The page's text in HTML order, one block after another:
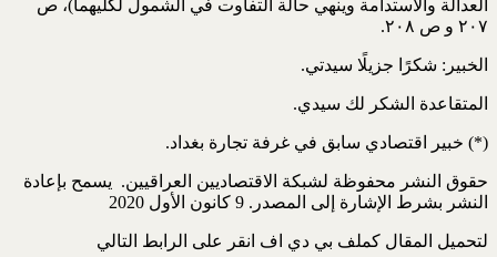
العدالة والاستدامة وينهي حالة التفاوت في الشمول لكليهما)، ص
٢٠٧ و ص ٢٠٨.
الخبير: شكرًا جزيلًا سيدتي.
المتقاعدة الشكر لك سيدي.
(*) خبير اقتصادي سابق في غرفة تجارة بغداد.
حقوق النشر محفوظة لشبكة الاقتصاديين العراقيين. يسمح بإعادة
النشر بشرط الإشارة إلى المصدر. 9 كانون الأول 2020
لتحميل المقال كملف بي دي اف انقر على الرابط التالي